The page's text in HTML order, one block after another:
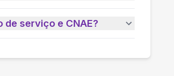
serviço e CNAE?